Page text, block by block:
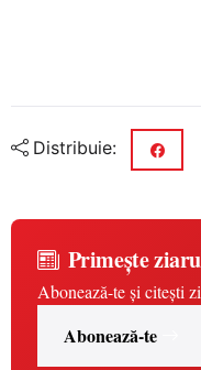
Distribuie:
Primește
Abonează-te și citești
Abonează-te